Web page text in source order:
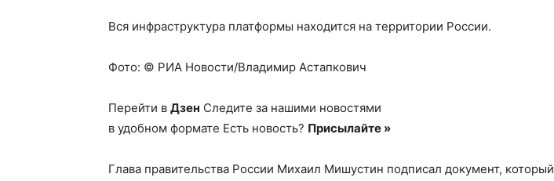
Вся инфраструктура платформы находится на территории России.
Фото: © РИА Новости/Владимир Астапкович
Перейти в Дзен Следите за нашими новостями
в удобном формате Есть новость? Присылайте »
Глава правительства России Михаил Мишустин подписал документ, который